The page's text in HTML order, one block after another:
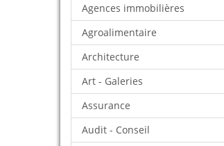
Agences immobilières
Agroalimentaire
Architecture
Art - Galeries
Assurance
Audit - Conseil